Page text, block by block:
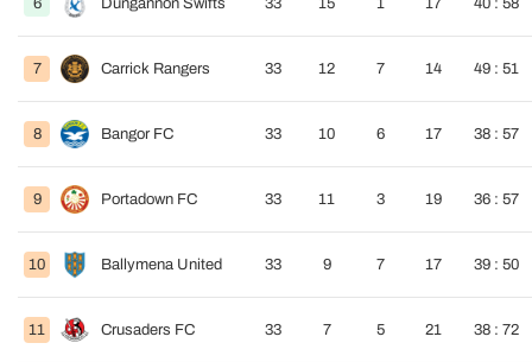
6 Dungannon Swifts 33 15 1 17 40 : 58
7 Carrick Rangers 33 12 7 14 49 : 51
8 Bangor FC 33 10 6 17 38 : 57
9 Portadown FC 33 11 3 19 36 : 57
10 Ballymena United 33 9 7 17 39 : 50
11 Crusaders FC 33 7 5 21 38 : 72